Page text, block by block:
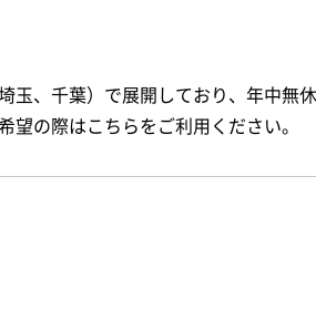
、千葉）で展開しており、年中無
の際はこちらをご利用ください。